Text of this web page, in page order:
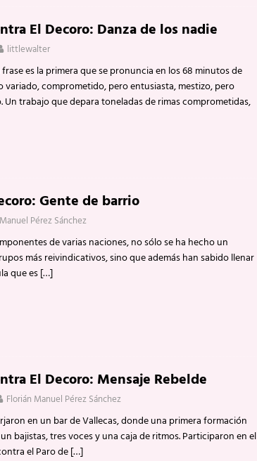
El Decoro: Danza de los nadie
littlewalter
es la primera que se pronuncia en los 68 minutos de
variado, comprometido, pero entusiasta, mestizo, pero
Un trabajo que depara toneladas de rimas comprometidas,
Gente de barrio
Pérez Sánchez
de varias naciones, no sólo se ha hecho un
más reivindicativos, sino que además han sabido llenar
que es[…]
El Decoro: Mensaje Rebelde
Florián Manuel Pérez Sánchez
en un bar de Vallecas, donde una primera formación
un bajistas, tres voces y una caja de ritmos. Participaron en el
el Paro de[…]